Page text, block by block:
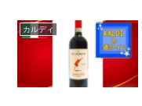
カルディ